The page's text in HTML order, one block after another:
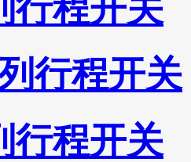
行程开关
行程开关
行程开关